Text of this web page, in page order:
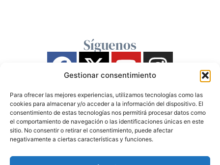
Gestionar consentimiento
Para ofrecer las mejores experiencias, utilizamos tecnologías como las
cookies para almacenar y/o acceder a la información del dispositivo. El
consentimiento de estas tecnologías nos permitirá procesar datos como
el comportamiento de navegación o las identificaciones únicas en este
sitio. No consentir o retirar el consentimiento, puede afectar
negativamente a ciertas características y funciones.
Síguenos